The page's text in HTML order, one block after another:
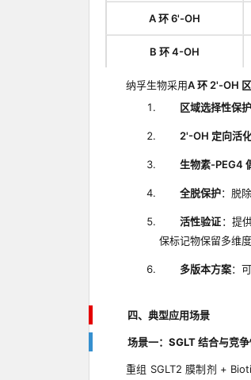
A 环 6'-OH
B 环 4-OH
纳孚生物采用A 环 2'-OH
区域选择性保护
2'-OH 定向活
生物素-PEG4
全脱保护：脱
活性验证：提
保标记物保留多维
多版本方案：
四、典型应用场景
场景一：SGLT 结合与竞
重组 SGLT2 膜制剂 +